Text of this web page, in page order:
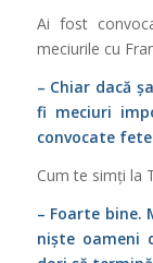
Ai fost
meciurile cu
– Chiar dacă
fi meciuri
convocate
Cum te simți la
– Foarte bine.
niște oameni